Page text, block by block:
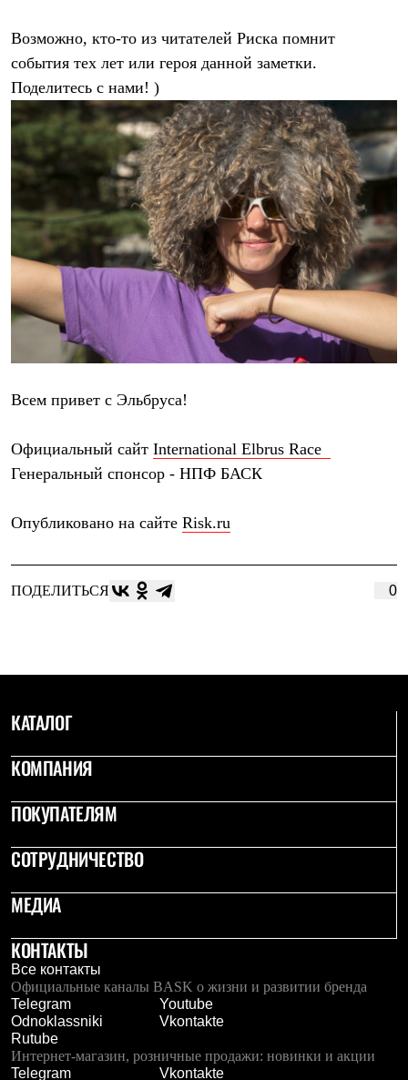
Возможно, кто-то из читателей Риска помнит
события тех лет или героя данной заметки.
Поделитесь с нами! )
Всем привет с Эльбруса!
Официальный сайт International Elbrus Race
Генеральный спонсор - НПФ БАСК
Опубликовано на сайте Risk.ru
ПОДЕЛИТЬСЯ 0
КАТАЛОГ
КОМПАНИЯ
ПОКУПАТЕЛЯМ
СОТРУДНИЧЕСТВО
МЕДИА
КОНТАКТЫ
Все контакты
Официальные каналы BASK о жизни и развитии бренда
Telegram
Youtube
Odnoklassniki
Vkontakte
Rutube
Интернет-магазин, розничные продажи: новинки и акции
Telegram
Vkontakte